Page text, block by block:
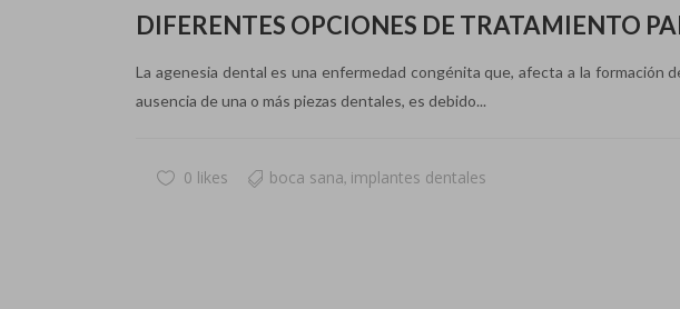
DIFERENTES OPCIONES DE TRATAMIENTO
La agenesia dental es una enfermedad congénita que, afecta a la formación
ausencia de una o más piezas dentales, es debido...
0 likes boca sana, implantes dentales